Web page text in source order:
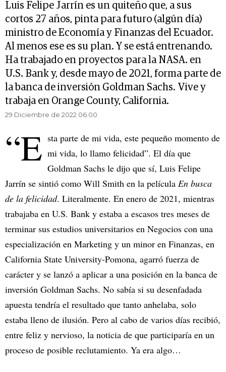
Luis Felipe Jarrín es un quiteño que, a sus
cortos 27 años, pinta para futuro (algún día)
ministro de Economía y Finanzas del Ecuador.
Al menos ese es su plan. Y se está entrenando.
Ha trabajado en proyectos para la NASA. en
U.S. Bank y, desde mayo de 2021, forma parte de
la banca de inversión Goldman Sachs. Vive y
trabaja en Orange County, California.
29 Diciembre de 2022 06.00
“E sta parte de mi vida, este pequeño momento de
mi vida, lo llamo felicidad”. El día que
Goldman Sachs le dijo que sí, Luis Felipe
Jarrín se sintió como Will Smith en la película En busca
de la felicidad. Literalmente. En enero de 2021, mientras
trabajaba en U.S. Bank y estaba a escasos tres meses de
terminar sus estudios universitarios en Negocios con una
especialización en Marketing y un minor en Finanzas, en
California State University-Pomona, agarró fuerza de
carácter y se lanzó a aplicar a una posición en la banca de
inversión Goldman Sachs. No sabía si su desenfadada
apuesta tendría el resultado que tanto anhelaba, solo
estaba lleno de ilusión. Pero al cabo de varios días recibió,
entre feliz y nervioso, la noticia de que participaría en un
proceso de posible reclutamiento. Ya era algo…